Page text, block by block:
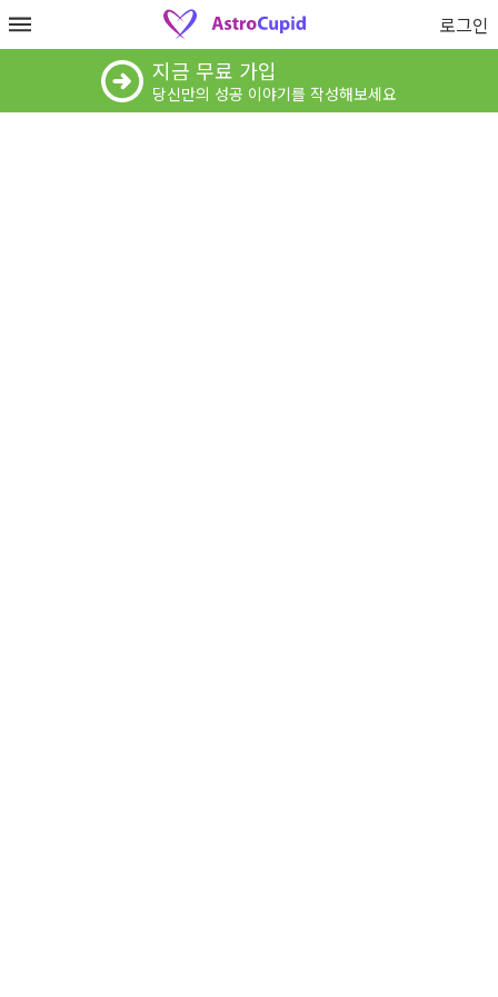
로그인
지금 무료 가입
당신만의 성공 이야기를 작성해보세요